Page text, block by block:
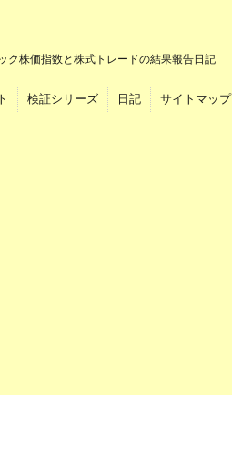
ク株価指数と株式トレードの結果報告日記
検証シリーズ 日記 サイトマップ